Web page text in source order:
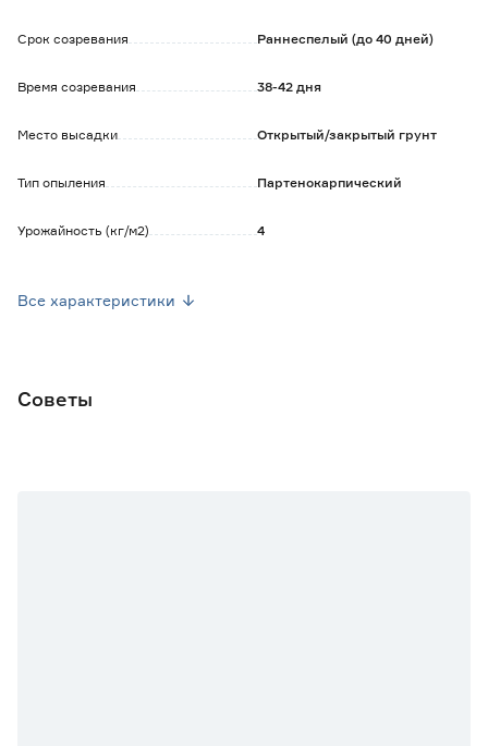
Срок созревания Раннеспелый (до 40 дней)
Время созревания 38-42 дня
Место высадки Открытый/закрытый грунт
Тип опыления Партенокарпический
Урожайность (кг/м2) 4
Все характеристики
Советы